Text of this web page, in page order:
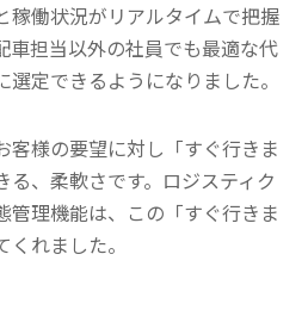
稼働状況がリアルタイムで把握
車担当以外の社員でも最適な代
選定できるようになりました。
客様の要望に対し「すぐ行きま
る、柔軟さです。ロジスティク
管理機能は、この「すぐ行きま
れました。